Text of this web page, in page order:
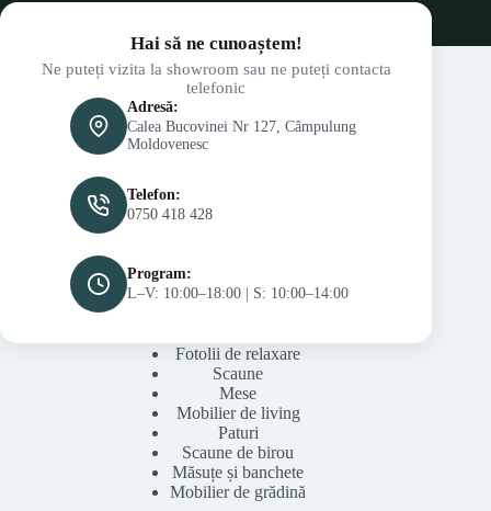
Hai să ne cunoaștem!
Ne puteți vizita la showroom sau ne puteți contacta
telefonic
Adresă:
Calea Bucovinei Nr 127, Câmpulung
Moldovenesc
Telefon:
0750 418 428
Program:
L–V: 10:00–18:00 | S: 10:00–14:00
Fotolii de relaxare
Scaune
Mese
Mobilier de living
Paturi
Scaune de birou
Măsuțe și banchete
Mobilier de grădină